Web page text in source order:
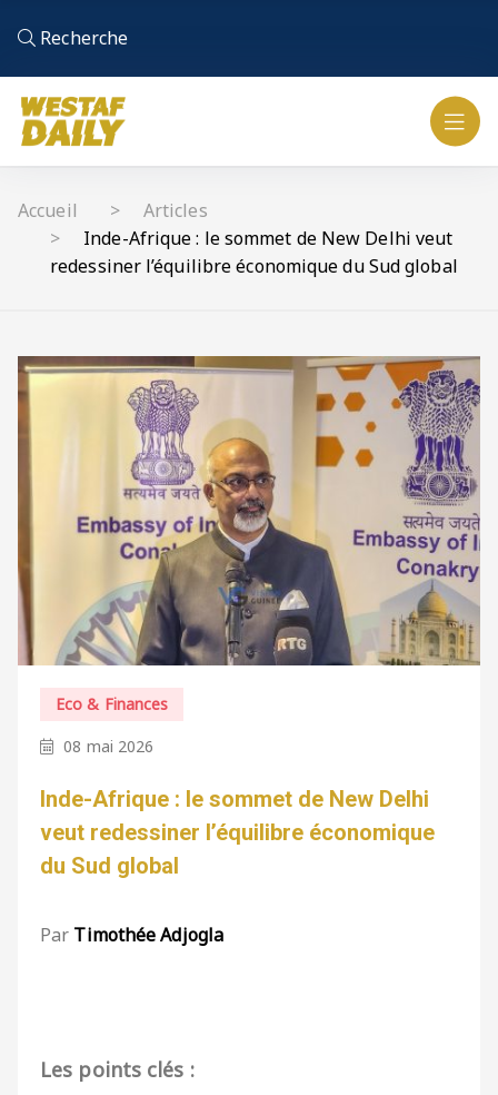
Recherche
Accueil
Articles
Inde-Afrique : le sommet de New Delhi veut
redessiner l’équilibre économique du Sud global
Eco & Finances
08 mai 2026
Inde-Afrique : le sommet de New Delhi
veut redessiner l’équilibre économique
du Sud global
Par Timothée Adjogla
Les points clés :